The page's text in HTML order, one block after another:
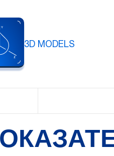
3D MODELS